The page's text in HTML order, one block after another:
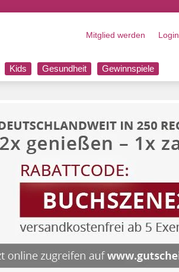
Mitglied werden Login
Kids Gesundheit Gewinnspiele